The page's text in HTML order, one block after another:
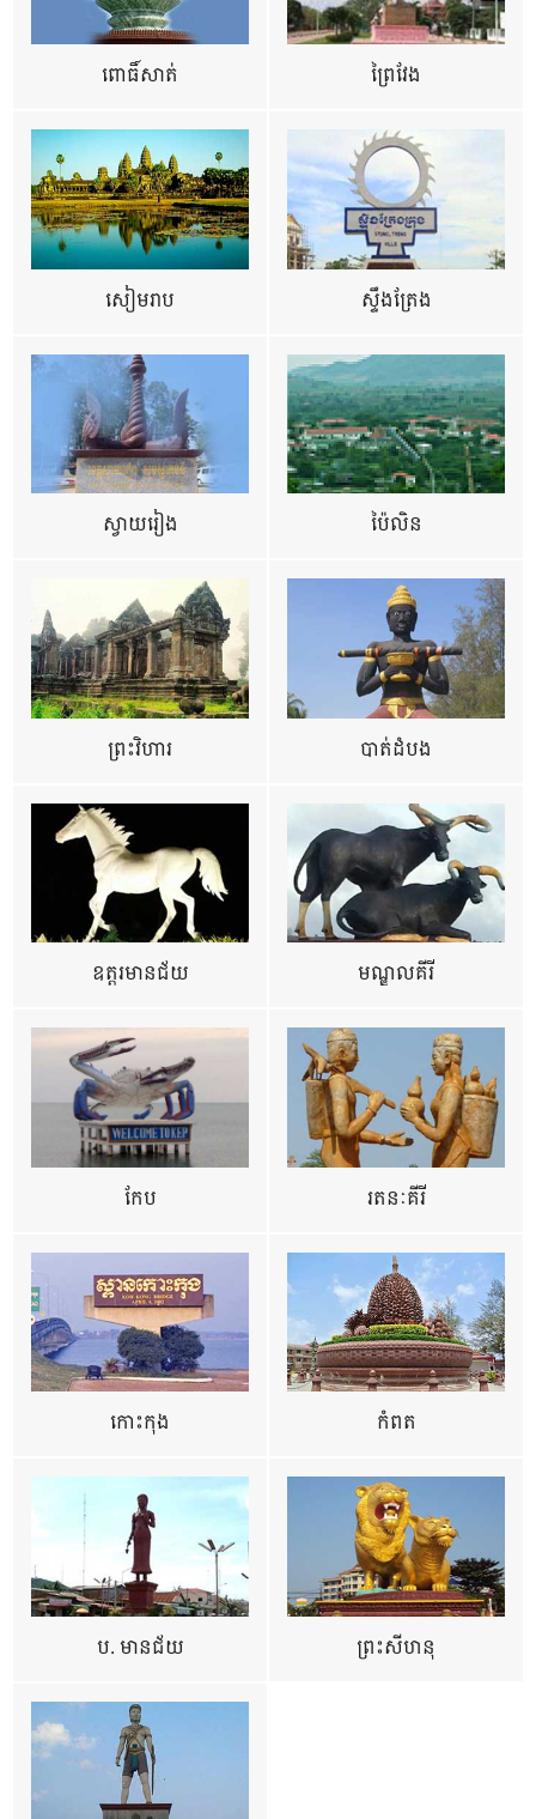
ពោធិ៍សាត់ ព្រៃវែង
សៀមរាប ស្ទឹងត្រែង
ស្វាយរៀង ប៉ៃលិន
ព្រះវិហារ បាត់ដំបង
ឧត្ដរមានជ័យ មណ្ឌលគីរី
កែប រតនៈគីរី
កោះកុង កំពត
ប. មានជ័យ ព្រះសីហនុ